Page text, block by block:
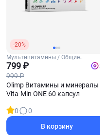
-20%
Мультивитамины / Общие
витамины
799 ₽
999 ₽
32
Olimp Витамины и минералы
Vita-Min ONE 60 капсул
0
0
В корзину